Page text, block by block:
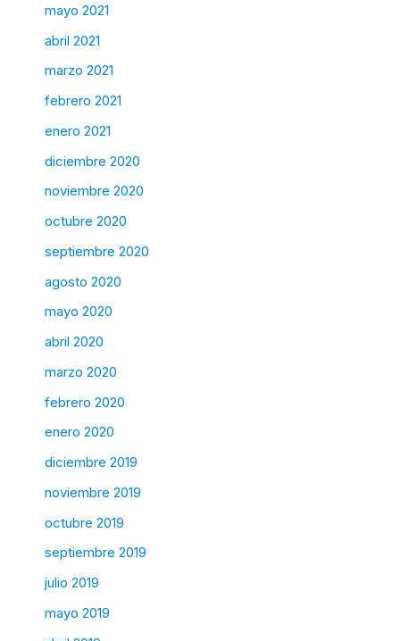
mayo 2021
abril 2021
marzo 2021
febrero 2021
enero 2021
diciembre 2020
noviembre 2020
octubre 2020
septiembre 2020
agosto 2020
mayo 2020
abril 2020
marzo 2020
febrero 2020
enero 2020
diciembre 2019
noviembre 2019
octubre 2019
septiembre 2019
julio 2019
mayo 2019